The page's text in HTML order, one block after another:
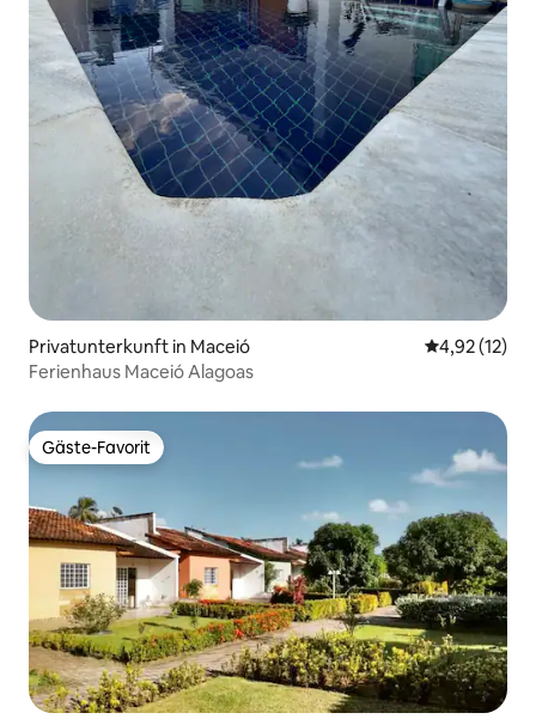
Privatunterkunft in Maceió
4,92 (12)
Ferienhaus Maceió Alagoas
Gäste-Favorit
Gäste-Favorit